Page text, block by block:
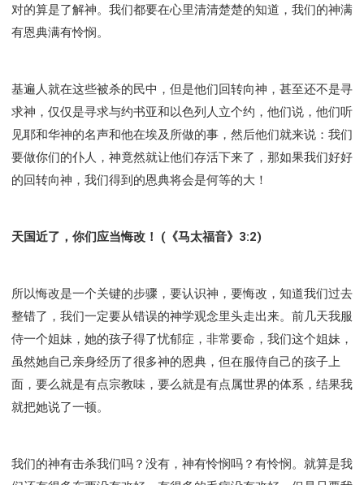
对的算是了解神。我们都要在心里清清楚楚的知道，我们的神满
有恩典满有怜悯。
基遍人就在这些被杀的民中，但是他们回转向神，甚至还不是寻
求神，仅仅是寻求与约书亚和以色列人立个约，他们说，他们听
见耶和华神的名声和他在埃及所做的事，然后他们就来说：我们
要做你们的仆人，神竟然就让他们存活下来了，那如果我们好好
的回转向神，我们得到的恩典将会是何等的大！
天国近了，你们应当悔改！ (《马太福音》3:2)
所以悔改是一个关键的步骤，要认识神，要悔改，知道我们过去
整错了，我们一定要从错误的神学观念里头走出来。前几天我服
侍一个姐妹，她的孩子得了忧郁症，非常要命，我们这个姐妹，
虽然她自己亲身经历了很多神的恩典，但在服侍自己的孩子上
面，要么就是有点宗教味，要么就是有点属世界的体系，结果我
就把她说了一顿。
我们的神有击杀我们吗？没有，神有怜悯吗？有怜悯。就算是我